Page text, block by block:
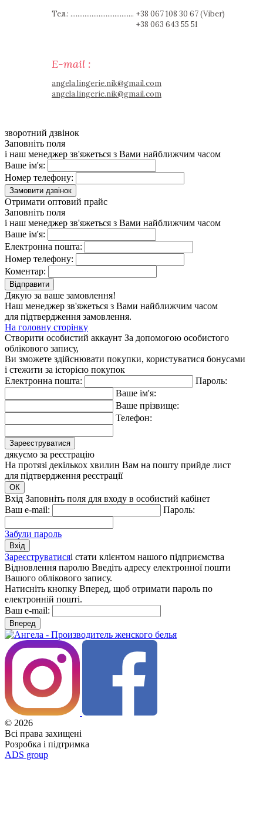
Тел.: .................................... +38 067 108 30 67 (Viber)
+38 063 643 55 51
E-mail :
angela.lingerie.nik@gmail.com
angela.lingerie.nik@gmail.com
зворотний дзвінок
Заповніть поля
і наш менеджер зв'яжеться з Вами найближчим часом
Ваше ім'я:
Номер телефону:
Замовити дзвінок
Отримати оптовий прайс
Заповніть поля
і наш менеджер зв'яжеться з Вами найближчим часом
Ваше ім'я:
Електронна пошта:
Номер телефону:
Коментар:
Відправити
Дякую за ваше замовлення!
Наш менеджер зв'яжеться з Вами найближчим часом
для підтвердження замовлення.
На головну сторінку
Створити особистий аккаунт За допомогою особистого
облікового запису,
Ви зможете здійснювати покупки, користуватися бонусами
і стежити за історією покупок
Електронна пошта:
Пароль:
Ваше ім'я:
Ваше прізвище:
Телефон:
Зареєструватися
дякуємо за реєстрацію
На протязі декількох хвилин Вам на пошту прийде лист
для підтвердження реєстрації
ОК
Вхід Заповніть поля для входу в особистий кабінет
Ваш e-mail:
Пароль:
Забули пароль
Вхiд
Зареєструватисяі стати клієнтом нашого підприємства
Відновлення паролю Введіть адресу електронної пошти
Вашого облікового запису.
Натисніть кнопку Вперед, щоб отримати пароль по
електронній пошті.
Ваш e-mail:
Вперед
© 2026
Всі права захищені
Розробка і підтримка
ADS group